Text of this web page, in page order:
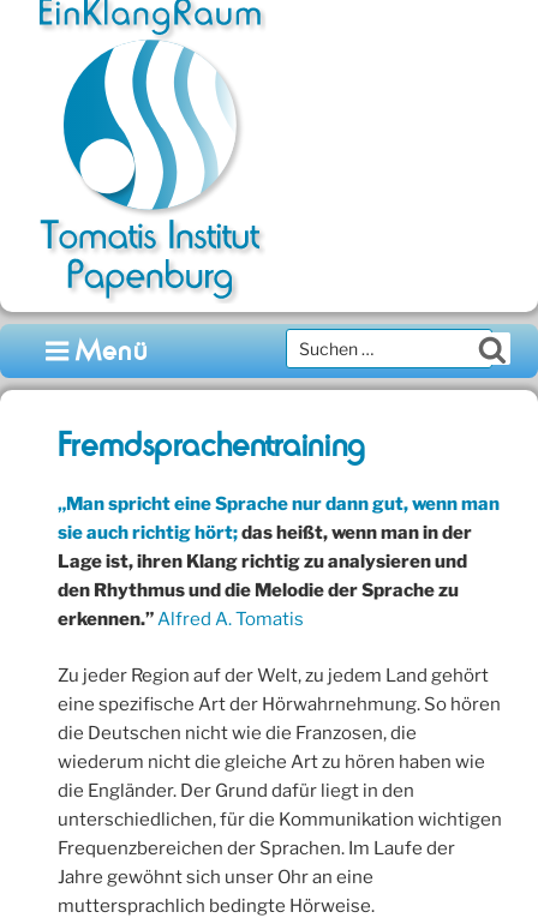
Menü
Suchen
nach:
Fremdsprachentraining
„Man spricht eine Sprache nur dann gut, wenn man
sie auch richtig hört;das heißt, wenn man in der
Lage ist, ihren Klang richtig zu analysieren und
den Rhythmus und die Melodie der Sprache zu
erkennen.”Alfred A. Tomatis
Zu jeder Region auf der Welt, zu jedem Land gehört
eine spezifische Art der Hörwahrnehmung. So hören
die Deutschen nicht wie die Franzosen, die
wiederum nicht die gleiche Art zu hören haben wie
die Engländer. Der Grund dafür liegt in den
unterschiedlichen, für die Kommunikation wichtigen
Frequenzbereichen der Sprachen. Im Laufe der
Jahre gewöhnt sich unser Ohr an eine
muttersprachlich bedingte Hörweise.